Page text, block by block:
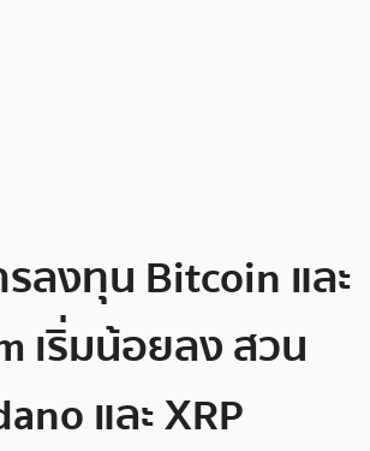
ลงทุน Bitcoin และ
เริ่มน้อยลง สวน
และ XRP